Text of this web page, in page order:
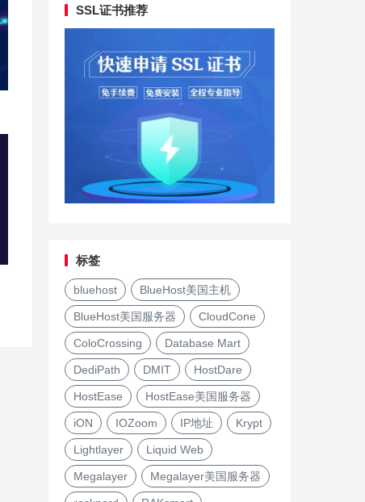
SSL证书推荐
标签
bluehost BlueHost美国主机
BlueHost美国服务器 CloudCone
ColoCrossing Database Mart
DediPath DMIT HostDare
HostEase HostEase美国服务器
iON IOZoom IP地址 Krypt
Lightlayer Liquid Web
Megalayer Megalayer美国服务器